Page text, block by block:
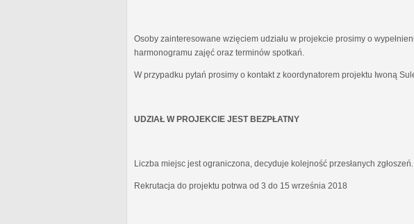
Osoby zainteresowane wzięciem udziału w projekcie prosimy o
harmonogramu zajęć oraz terminów spotkań.
W przypadku pytań prosimy o kontakt z koordynatorem projektu Iwoną
UDZIAŁ W PROJEKCIE JEST BEZPŁATNY
Liczba miejsc jest ograniczona, decyduje kolejność przesłanych zgłoszeń.
Rekrutacja do projektu potrwa od 3 do 15 września 2018